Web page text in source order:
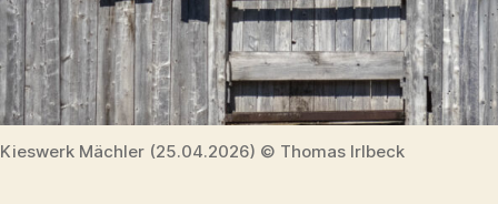
Kieswerk Mächler (25.04.2026) © Thomas Irlbeck